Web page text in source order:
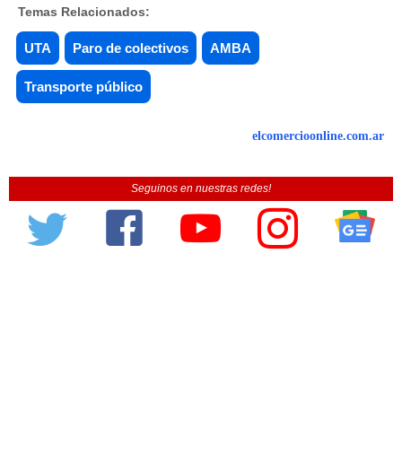
Temas Relacionados:
UTA Paro de colectivos AMBA
Transporte público
elcomercioonline.com.ar
Seguinos en nuestras redes!